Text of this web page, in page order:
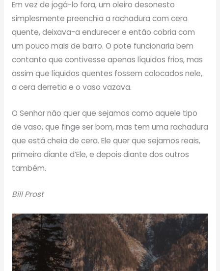
Em vez de jogá-lo fora, um oleiro desonesto
simplesmente preenchia a rachadura com cera
quente, deixava-a endurecer e então cobria com
um pouco mais de barro. O pote funcionaria bem
contanto que contivesse apenas líquidos frios, mas
assim que líquidos quentes fossem colocados nele,
a cera derretia e o vaso vazava.
O Senhor não quer que sejamos como aquele tipo
de vaso, que finge ser bom, mas tem uma rachadura
que está cheia de cera. Ele quer que sejamos reais,
primeiro diante d’Ele, e depois diante dos outros
também.
Bill Prost